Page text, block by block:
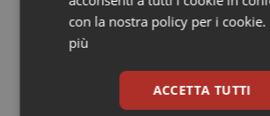
Tumori gastrointestinali
Ulcera & Reflusso
Potrebbe
con la nostra policy per i cookie.
più
ACCETTA TUTTI